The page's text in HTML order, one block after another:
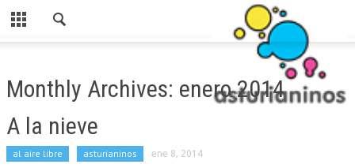
Cerrar
CATEGORIAS
PARA ESTE FINDE
ASTURIANINOS
Monthly Archives: enero 2014
A la nieve
al aire libre asturianinos ene 8, 2014